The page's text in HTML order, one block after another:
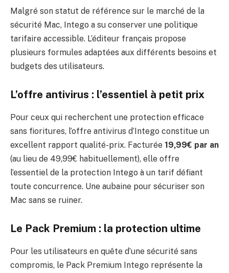
Malgré son statut de référence sur le marché de la
sécurité Mac, Intego a su conserver une politique
tarifaire accessible. L’éditeur français propose
plusieurs formules adaptées aux différents besoins et
budgets des utilisateurs.
L’offre antivirus : l’essentiel à petit prix
Pour ceux qui recherchent une protection efficace
sans fioritures, l’offre antivirus d’Intego constitue un
excellent rapport qualité-prix. Facturée 19,99€ par an
(au lieu de 49,99€ habituellement), elle offre
l’essentiel de la protection Intego à un tarif défiant
toute concurrence. Une aubaine pour sécuriser son
Mac sans se ruiner.
Le Pack Premium : la protection ultime
Pour les utilisateurs en quête d’une sécurité sans
compromis, le Pack Premium Intego représente la